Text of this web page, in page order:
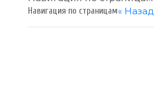
Навигация по страницам« Назад